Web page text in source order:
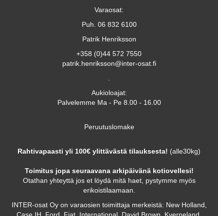
Varaosat:
Puh. 06 832 6100
Patrik Henriksson
+358 (0)44 572 7550
patrik.henriksson@inter-osat.fi
Aukioloajat:
Palvelemme Ma - Pe 8.00 - 16.00
Peruutuslomake
Rahtivapaasti yli 100€ ylittävästä tilauksesta! (alle30kg)
Toimitus jopa seuraavana arkipäivänä kotiovellesi!
Otathan yhteyttä jos et löydä mitä haet, pystymme myös
erikoistilaamaan.
INTER-osat Oy on varaosien toimittaja merkeistä: New Holland,